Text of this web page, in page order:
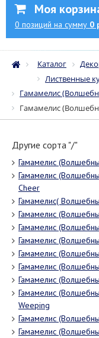
Моя
0 позиций на сумму 0
Каталог
Лиственные
Гамамелис
Гамамелис
Другие сорта "/"
Гамамелис
Гамамелис
Cheer
Гамамелис(
Гамамелис
Гамамелис
Гамамелис
Гамамелис
Гамамелис
Гамамелис
Гамамелис
Weeping
Гамамелис
Гамамелис